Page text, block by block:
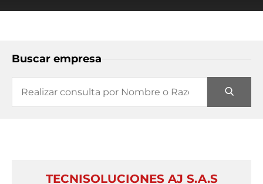
Buscar empresa
TECNISOLUCIONES AJ S.A.S